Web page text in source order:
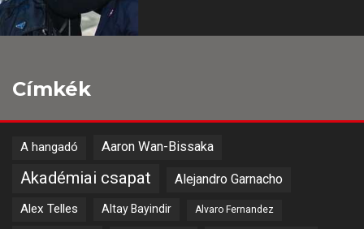
Címkék
A hangadó Aaron Wan-Bissaka
Akadémiai csapat Alejandro Garnacho
Alex Telles Altay Bayindir Alvaro Fernandez